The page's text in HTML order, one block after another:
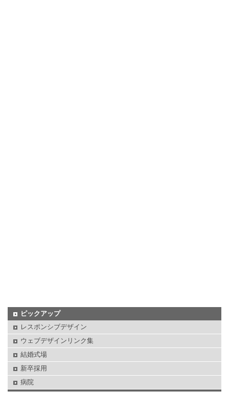
ピックアップ
レスポンシブデザイン
ウェブデザインリンク集
結婚式場
新卒採用
病院